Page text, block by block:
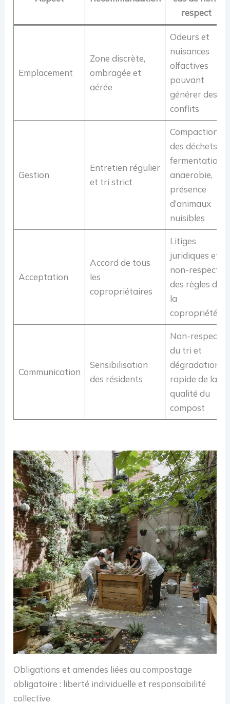
respect
Emplacement
Zone discrète,
ombragée et
aérée
Odeurs et
nuisances
olfactives
pouvant
générer des
conflits
Gestion
Entretien régulier
et tri strict
Compaction
des déchets,
fermentation
anaerobie,
présence
d’animaux
nuisibles
Acceptation
Accord de tous
les
copropriétaires
Litiges
juridiques et
non-respect
des règles de
la
copropriété
Communication
Sensibilisation
des résidents
Non-respect
du tri et
dégradation
rapide de la
qualité du
compost
Obligations et amendes liées au compostage
obligatoire : liberté individuelle et responsabilité
collective